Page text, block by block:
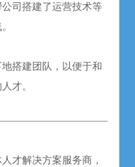
司搭建了运营技术等
搭建团队，以便于和
才。
才解决方案服务商，